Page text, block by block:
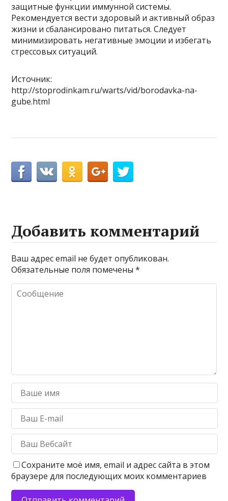
защитные функции иммунной системы.
Рекомендуется вести здоровый и активный образ
жизни и сбалансировано питаться. Следует
минимизировать негативные эмоции и избегать
стрессовых ситуаций.
Источник:
http://stoprodinkam.ru/warts/vid/borodavka-na-
gube.html
Добавить комментарий
Ваш адрес email не будет опубликован.
Обязательные поля помечены*
Сохраните моё имя, email и адрес сайта в этом
браузере для последующих моих комментариев